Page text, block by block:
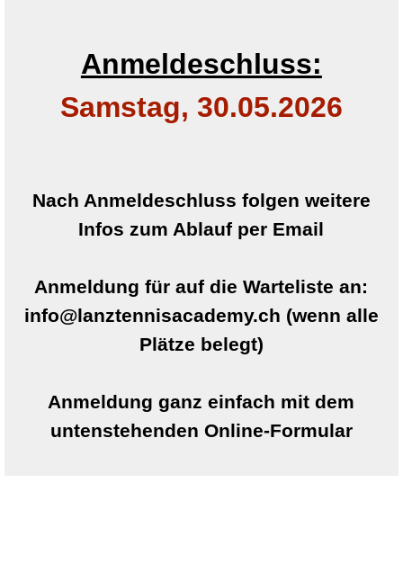
Anmeldeschluss:
Samstag, 30.05.2026
Nach Anmeldeschluss folgen weitere
Infos zum Ablauf per Email
Anmeldung für auf die Warteliste an:
info@lanztennisacademy.ch (wenn alle
Plätze belegt)
Anmeldung ganz einfach mit dem
untenstehenden Online-Formular